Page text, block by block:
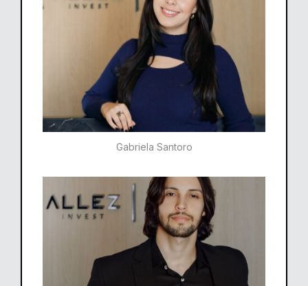
Gabriela Santoro​